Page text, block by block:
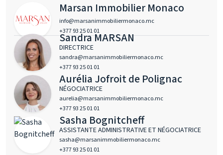
Marsan Immobilier Monaco
info@marsanimmobiliermonaco.mc
+377 93 25 01 01
Sandra MARSAN
DIRECTRICE
sandra@marsanimmobiliermonaco.mc
+377 93 25 01 01
Aurélia Jofroit de Polignac
NÉGOCIATRICE
aurelia@marsanimmobiliermonaco.mc
+377 93 25 01 01
Sasha Bognitcheff
ASSISTANTE ADMINISTRATIVE ET NÉGOCIATRICE
sasha@marsanimmobiliermonaco.mc
+377 93 25 01 01